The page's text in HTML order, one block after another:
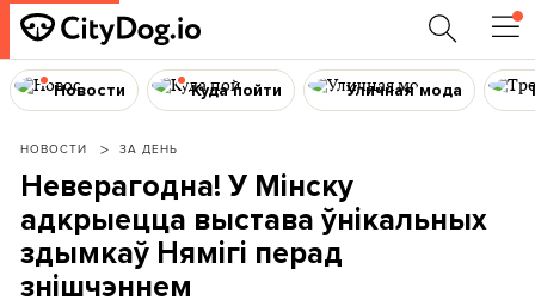
Новости Куда пойти Уличная мода
НОВОСТИ ЗА ДЕНЬ
Неверагодна! У Мінску
адкрыецца выстава ўнікальных
здымкаў Нямігі перад
знішчэннем